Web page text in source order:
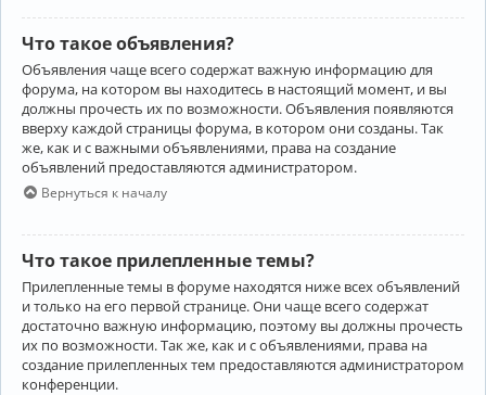
Что такое объявления?
Объявления чаще всего содержат важную информацию для
форума, на котором вы находитесь в настоящий момент, и вы
должны прочесть их по возможности. Объявления появляются
вверху каждой страницы форума, в котором они созданы. Так
же, как и с важными объявлениями, права на создание
объявлений предоставляются администратором.
Вернуться к началу
Что такое прилепленные темы?
Прилепленные темы в форуме находятся ниже всех объявлений
и только на его первой странице. Они чаще всего содержат
достаточно важную информацию, поэтому вы должны прочесть
их по возможности. Так же, как и с объявлениями, права на
создание прилепленных тем предоставляются администратором
конференции.